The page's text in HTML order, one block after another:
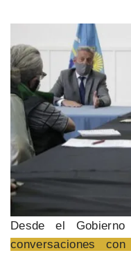
Desde el
conversaciones